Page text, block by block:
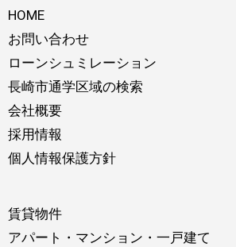
HOME
お問い合わせ
ローンシュミレーション
長崎市通学区域の検索
会社概要
採用情報
個人情報保護方針
賃貸物件
アパート・マンション・一戸建て